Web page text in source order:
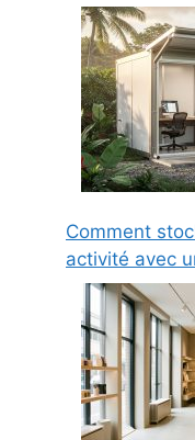
Comment
activité avec